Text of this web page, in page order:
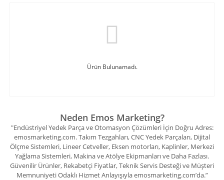
Ürün Bulunamadı.
Neden Emos Marketing?
"Endüstriyel Yedek Parça ve Otomasyon Çözümleri İçin Doğru Adres:
emosmarketing.com. Takım Tezgahları, CNC Yedek Parçaları, Dijital
Ölçme Sistemleri, Lineer Cetveller, Eksen motorları, Kaplinler, Merkezi
Yağlama Sistemleri, Makina ve Atölye Ekipmanları ve Daha Fazlası.
Güvenilir Ürünler, Rekabetçi Fiyatlar, Teknik Servis Desteği ve Müşteri
Memnuniyeti Odaklı Hizmet Anlayışıyla emosmarketing.com’da.”